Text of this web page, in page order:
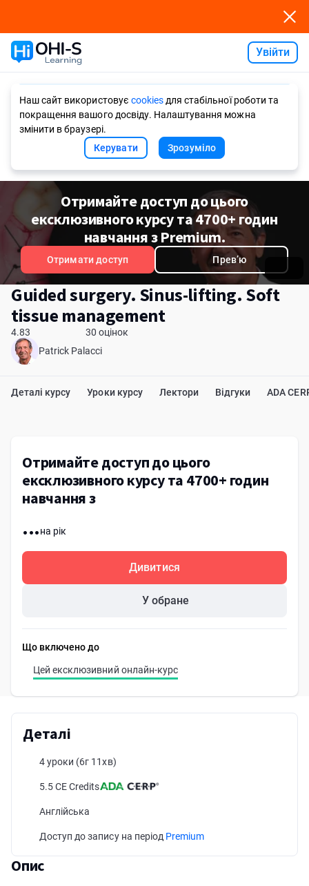
Увійти
Наш сайт використовує cookies для стабільної роботи та
покращення вашого досвіду. Налаштування можна
змінити в браузері.
Керувати
Зрозуміло
Отримайте доступ до цього
ексклюзивного курсу та 4700+ годин
навчання з Premium.
Отримати доступ Превʼю
Guided surgery. Sinus-lifting. Soft
tissue management
4.83
30 оцінок
Patrick Palacci
Деталі курсу Уроки курсу Лектори Відгуки ADA
Отримайте доступ до цього
ексклюзивного курсу та 4700+ годин
навчання з
...на рік
Дивитися
У обране
Що включено до
Цей ексклюзивний онлайн-курс
Деталі
4 уроки (6г 11хв)
5.5 CE Credits
Англійська
Доступ до запису на період Premium
Опис